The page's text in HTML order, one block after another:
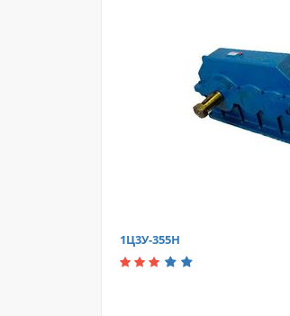
1Ц3У-355Н